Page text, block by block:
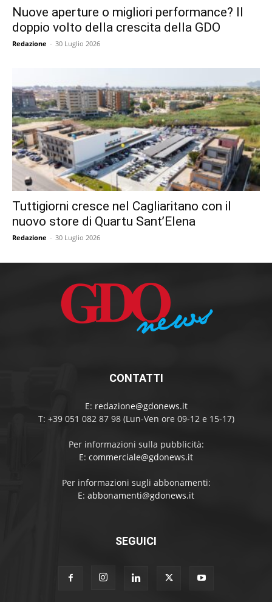
Nuove aperture o migliori performance? Il
doppio volto della crescita della GDO
Redazione - 30 Luglio 2026
Tuttigiorni cresce nel Cagliaritano con il
nuovo store di Quartu Sant’Elena
Redazione - 30 Luglio 2026
CONTATTI
E: redazione@gdonews.it
T: +39 051 082 87 98 (Lun-Ven ore 09-12 e 15-17)
Per informazioni sulla pubblicità:
E: commerciale@gdonews.it
Per informazioni sugli abbonamenti:
E: abbonamenti@gdonews.it
SEGUICI